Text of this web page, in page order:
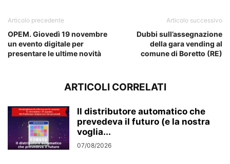
Articolo precedente
OPEM. Giovedì 19 novembre
un evento digitale per
presentare le ultime novità
Articolo successivo
Dubbi sull’assegnazione
della gara vending al
comune di Boretto (RE)
ARTICOLI CORRELATI
Il distributore automatico che
prevedeva il futuro (e la nostra
voglia...
07/08/2026